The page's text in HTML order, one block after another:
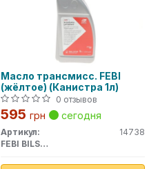
Масло трансмисс. FEBI
(жёлтое) (Канистра 1л)
0 отзывов
595 грн сегодня
Артикул:
14738
FEBI BILSTEIN